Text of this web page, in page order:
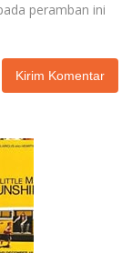
peramban ini